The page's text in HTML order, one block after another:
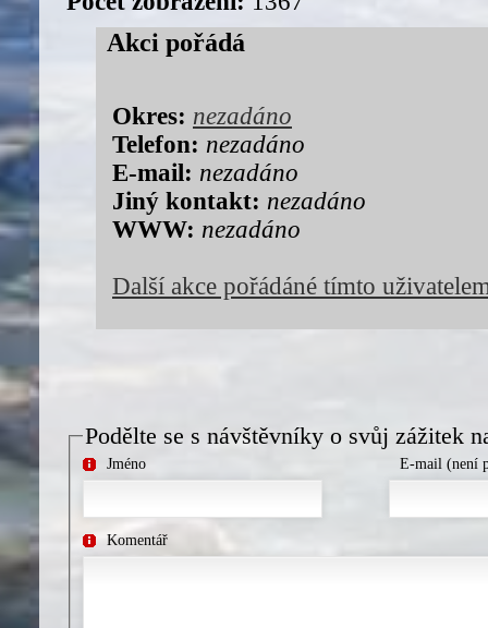
Akci pořádá
Okres: nezadáno
Telefon: nezadáno
E-mail: nezadáno
Jiný kontakt: nezadáno
WWW: nezadáno
Další akce pořádáné tímto
Podělte se s návštěvníky o svůj zážitek
Jméno E-mail (není
Komentář